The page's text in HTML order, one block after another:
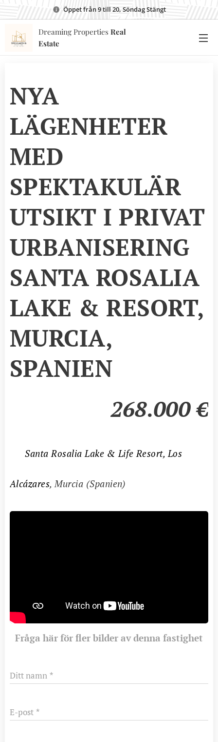
Öppet från 9 till 20, Söndag Stängt
Dreaming Properties Real
Estate
NYA
LÄGENHETER
MED
SPEKTAKULÄR
UTSIKT I PRIVAT
URBANISERING
SANTA ROSALIA
LAKE & RESORT,
MURCIA,
SPANIEN
268.000 €
📍Santa Rosalia Lake & Life Resort, Los
Alcázares, Murcia (Spanien)
Fråga här för fler bilder av denna fastighet
Ditt namn
E-post